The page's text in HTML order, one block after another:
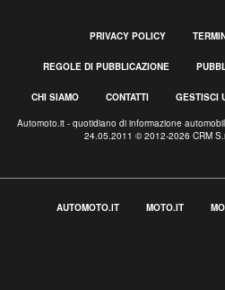
PRIVACY POLICY
REGOLE DI PUBBLICAZIONE
CHI SIAMO CONTATTI GESTISCI
Automoto.it - quotidiano di informazione
24.05.2011 © 2012-2026 CRM
AUTOMOTO.IT MOTO.IT